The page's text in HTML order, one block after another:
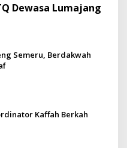
Dewasa Lumajang
Semeru, Berdakwah
Kaffah Berkah